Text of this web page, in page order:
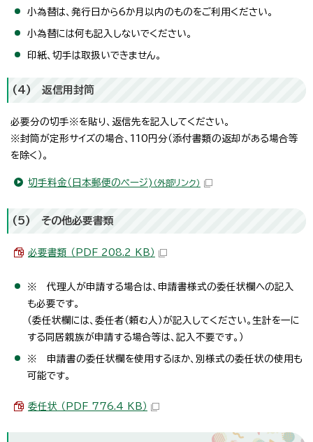
小為替は、発行日から6か月以内のものをご利用ください。
小為替には何も記入しないでください。
印紙、切手は取扱いできません。
(4) 返信用封筒
必要分の切手※を貼り、返信先を記入してください。
※封筒が定形サイズの場合、110円分（添付書類の返却がある場合等
を除く）。
切手料金（日本郵便のページ) （外部リンク）
(5) その他必要書類
必要書類 （PDF 208.2 KB）
※ 代理人が申請する場合は、申請書様式の委任状欄への記入
も必要です。
（委任状欄には、委任者（頼む人）が記入してください。生計を一に
する同居親族が申請する場合等は、記入不要です。）
※ 申請書の委任状欄を使用するほか、別様式の委任状の使用も
可能です。
委任状 （PDF 776.4 KB）